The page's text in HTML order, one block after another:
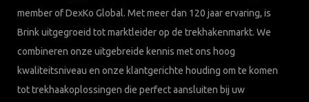
member of DexKo Global. Met meer dan 120 jaar ervaring, is
Brink uitgegroeid tot marktleider op de trekhakenmarkt. We
combineren onze uitgebreide kennis met ons hoog
kwaliteitsniveau en onze klantgerichte houding om te komen
tot trekhaakoplossingen die perfect aansluiten bij uw